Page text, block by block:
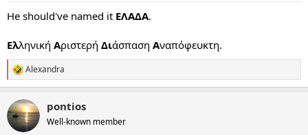
He should've named it ΕΛΑΔΑ.
Ελληνική Αριστερή Διάσπαση Αναπόφευκτη.
R
e
c
t
i
Alexandra
pontios
Well-known member